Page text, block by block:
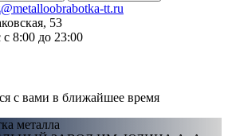
tt.ru
53
8:00 до 23:00
с вами в ближайшее время
металла